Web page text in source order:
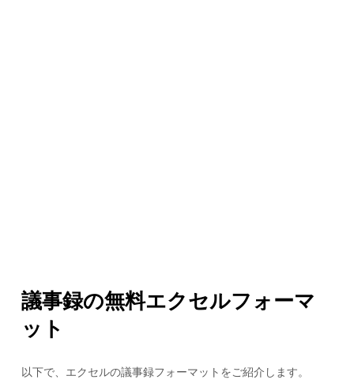
議事録の無料エクセルフォーマ
ット
以下で、エクセルの議事録フォーマットをご紹介します。